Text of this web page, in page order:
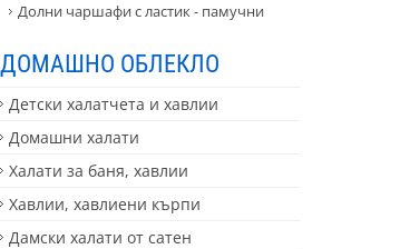
Долни чаршафи с ластик - памучни
ДОМАШНО ОБЛЕКЛО
Детски халатчета и хавлии
Домашни халати
Халати за баня, хавлии
Хавлии, хавлиени кърпи
Дамски халати от сатен